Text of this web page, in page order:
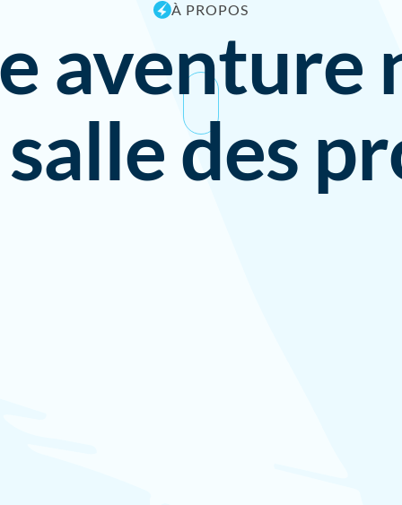
À PROPOS
aventure
des